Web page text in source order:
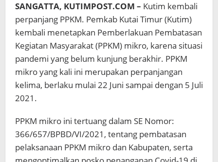
SANGATTA, KUTIMPOST.COM – Kutim kembali
perpanjang PPKM. Pemkab Kutai Timur (Kutim)
kembali menetapkan Pemberlakuan Pembatasan
Kegiatan Masyarakat (PPKM) mikro, karena situasi
pandemi yang belum kunjung berakhir. PPKM
mikro yang kali ini merupakan perpanjangan
kelima, berlaku mulai 22 Juni sampai dengan 5 Juli
2021.
PPKM mikro ini tertuang dalam SE Nomor:
366/657/BPBD/VI/2021, tentang pembatasan
pelaksanaan PPKM mikro dan Kabupaten, serta